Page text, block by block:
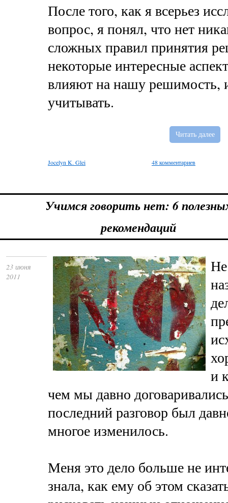
После того, как я всерьез
вопрос, я понял, что нет
сложных правил принятия
некоторые интересные
влияют на нашу решимость,
учитывать.
Читать далее
Jocelyn K. Glei 48 комментариев
Учимся говорить нет: 6
рекомендаций
23 июня
2011
и
чем мы давно
последний разговор был
многое изменилось.
Меня это дело больше не
знала, как ему об этом